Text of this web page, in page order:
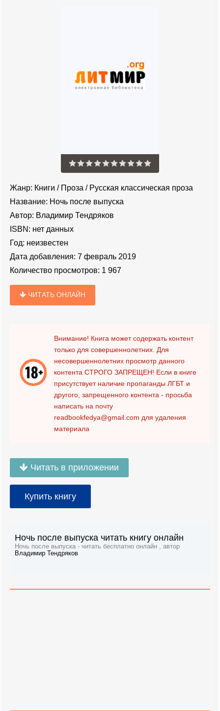
Жанр: Книги / Проза / Русская классическая проза
Название: Ночь после выпуска
Автор: Владимир Тендряков
ISBN: нет данных
Год: неизвестен
Дата добавления: 7 февраль 2019
Количество просмотров: 1 967
ЧИТАТЬ ОНЛАЙН
Внимание! Книга может содержать контент
только для совершеннолетних. Для
несовершеннолетних просмотр данного
контента СТРОГО ЗАПРЕЩЕН! Если в книге
присутствует наличие пропаганды ЛГБТ и
другого, запрещенного контента - просьба
написать на почту
readbookfedya@gmail.com для удаления
материала
Читать в приложении
Купить книгу
Ночь после выпуска читать книгу онлайн
Ночь после выпуска - читать бесплатно онлайн , автор
Владимир Тендряков